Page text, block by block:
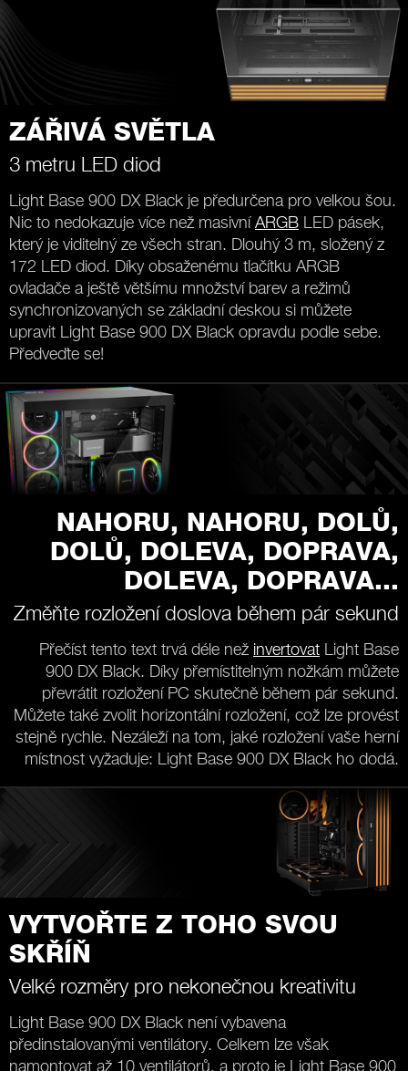
ZÁŘIVÁ SVĚTLA
3 metru LED diod
Light Base 900 DX Black je předurčena pro velkou šou.
Nic to nedokazuje více než masivníARGB LED pásek,
který je viditelný ze všech stran. Dlouhý 3 m, složený z
172 LED diod. Díky obsaženému tlačítku ARGB
ovladače a ještě většímu množství barev a režimů
synchronizovaných se základní deskou si můžete
upravit Light Base 900 DX Black opravdu podle sebe.
Předveďte se!
NAHORU, NAHORU, DOLŮ,
DOLŮ, DOLEVA, DOPRAVA,
DOLEVA, DOPRAVA...
Změňte rozložení doslova během pár sekund
Přečíst tento text trvá déle než invertovat Light Base
900 DX Black. Díky přemístitelným nožkám můžete
převrátit rozložení PC skutečně během pár sekund.
Můžete také zvolit horizontální rozložení, což lze provést
stejně rychle. Nezáleží na tom, jaké rozložení vaše herní
místnost vyžaduje: Light Base 900 DX Black ho dodá.
VYTVOŘTE Z TOHO SVOU
SKŘÍŇ
Velké rozměry pro nekonečnou kreativitu
Light Base 900 DX Black není vybavena
předinstalovanými ventilátory. Celkem lze však
namontovat až 10 ventilátorů, a proto je Light Base 900